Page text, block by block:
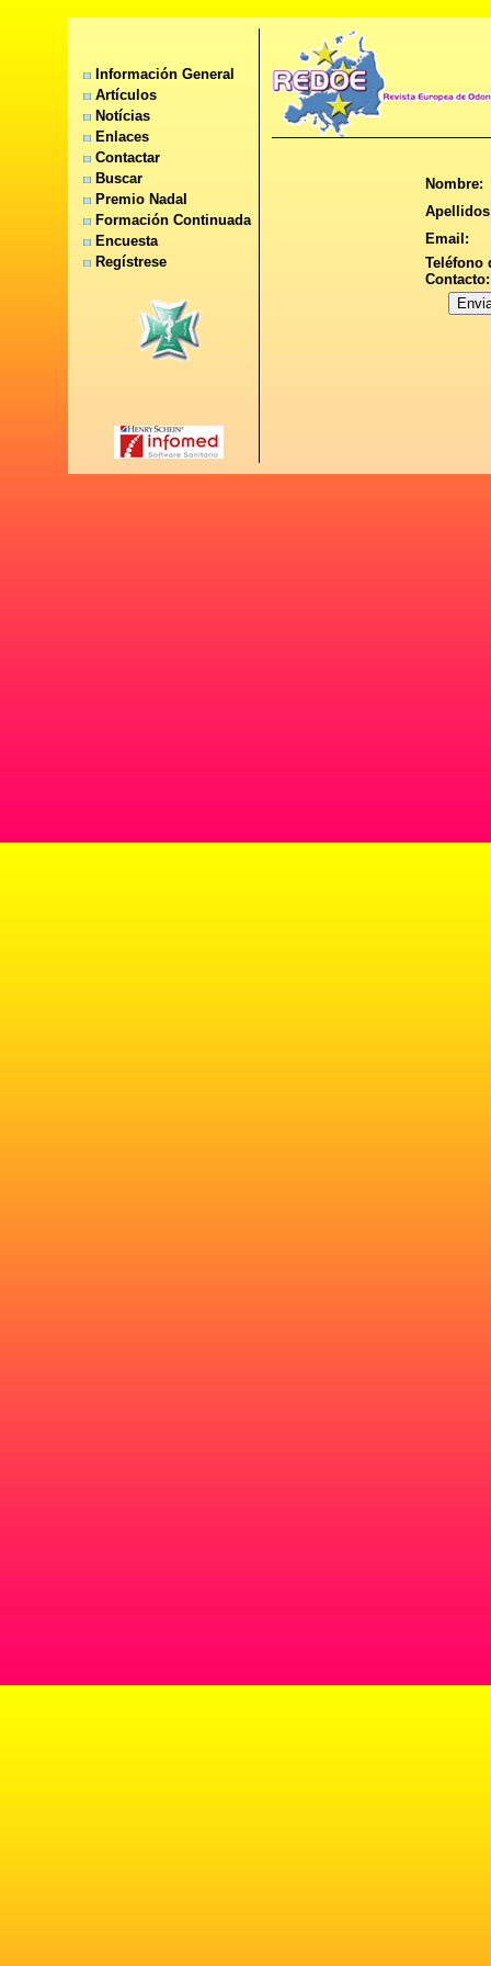
Información General
Artículos
Notícias
Enlaces
Contactar
Buscar
Premio Nadal
Formación Continuada
Encuesta
Regístrese
Nombre:
Email:
Teléfono
Contacto: